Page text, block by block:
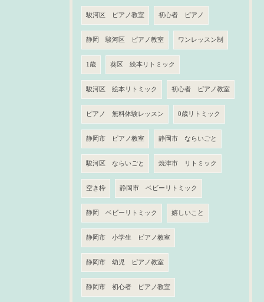
駿河区 ピアノ教室 初心者 ピアノ
静岡 駿河区 ピアノ教室 ワンレッスン制
1歳 葵区 絵本リトミック
駿河区 絵本リトミック 初心者 ピアノ教室
ピアノ 無料体験レッスン 0歳リトミック
静岡市 ピアノ教室 静岡市 ならいごと
駿河区 ならいごと 焼津市 リトミック
空き枠 静岡市 ベビーリトミック
静岡 ベビーリトミック 嬉しいこと
静岡市 小学生 ピアノ教室
静岡市 幼児 ピアノ教室
静岡市 初心者 ピアノ教室